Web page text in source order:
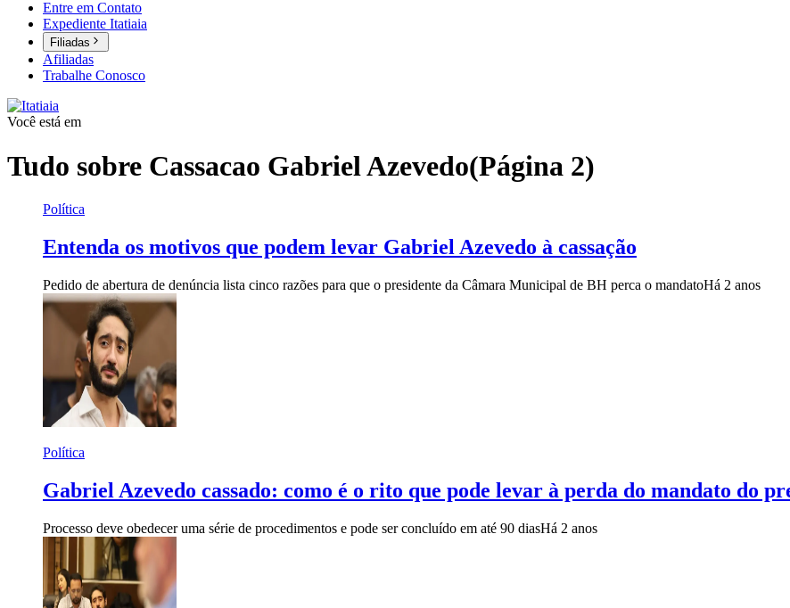
Entre em Contato
Expediente Itatiaia
Filiadas
Afiliadas
Trabalhe Conosco
Você está em
Tudo sobre Cassacao Gabriel Azevedo(Página 2)
Política
Entenda os motivos que podem levar Gabriel Azevedo à cassação
Pedido de abertura de denúncia lista cinco razões para que o presidente da Câmara Municipal de BH perca o mandatoHá 2 anos
Política
Gabriel Azevedo cassado: como é o rito que pode levar à perda do mandato do
Processo deve obedecer uma série de procedimentos e pode ser concluído em até 90 diasHá 2 anos